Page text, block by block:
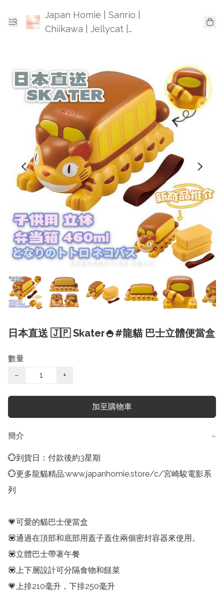
Japan Homie | Sanrio |
Chiikawa | Jellycat |
日本直送 🇯🇵 Skater🍚#龍貓 巴士立體便當盒
數量
−
+
加至購物車
簡介 −
💮到貨日：付款後約3星期
💮更多龍貓精品:www.japanhomie.store/c/宮崎駿電影系
列
💗可愛的貓巴士便當盒
💟通過在頂部和底部用蓋子蓋住兩個密封容器來使用。
💟立體巴士帶著午餐
💟上下層設計可分隔食物和餸菜
💗上排210毫升，下排250毫升